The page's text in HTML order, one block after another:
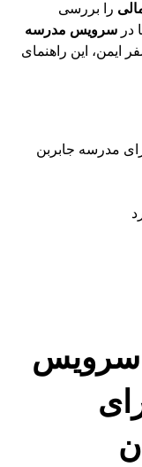
را بررسی
درسرویس مدرسه
ایمن، این راهنمای
مدرسه جابربن
سرویس